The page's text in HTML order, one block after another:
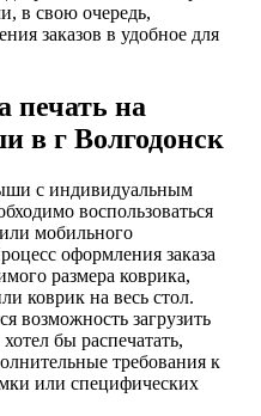
в свою очередь,
заказов в удобное для
печать на
в г Волгодонск
с индивидуальным
воспользоваться
мобильного
оформления заказа
размера коврика,
коврик на весь стол.
возможность загрузить
бы распечатать,
требования к
или специфических